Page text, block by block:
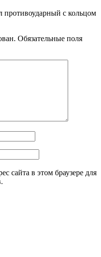
противоударный с кольцом
Обязательные поля
сайта в этом браузере для